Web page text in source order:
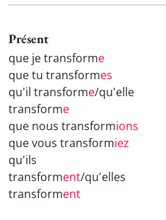
Présent
que je transforme
que tu transformes
qu'il transforme/qu'elle
transforme
que nous transformions
que vous transformiez
qu'ils
transforment/qu'elles
transforment